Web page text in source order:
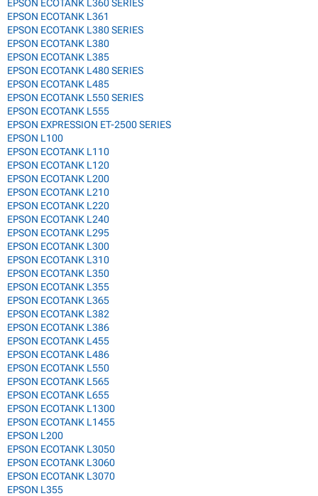
EPSON ECOTANK L360 SERIES
EPSON ECOTANK L361
EPSON ECOTANK L380 SERIES
EPSON ECOTANK L380
EPSON ECOTANK L385
EPSON ECOTANK L480 SERIES
EPSON ECOTANK L485
EPSON ECOTANK L550 SERIES
EPSON ECOTANK L555
EPSON EXPRESSION ET-2500 SERIES
EPSON L100
EPSON ECOTANK L110
EPSON ECOTANK L120
EPSON ECOTANK L200
EPSON ECOTANK L210
EPSON ECOTANK L220
EPSON ECOTANK L240
EPSON ECOTANK L295
EPSON ECOTANK L300
EPSON ECOTANK L310
EPSON ECOTANK L350
EPSON ECOTANK L355
EPSON ECOTANK L365
EPSON ECOTANK L382
EPSON ECOTANK L386
EPSON ECOTANK L455
EPSON ECOTANK L486
EPSON ECOTANK L550
EPSON ECOTANK L565
EPSON ECOTANK L655
EPSON ECOTANK L1300
EPSON ECOTANK L1455
EPSON L200
EPSON ECOTANK L3050
EPSON ECOTANK L3060
EPSON ECOTANK L3070
EPSON L355